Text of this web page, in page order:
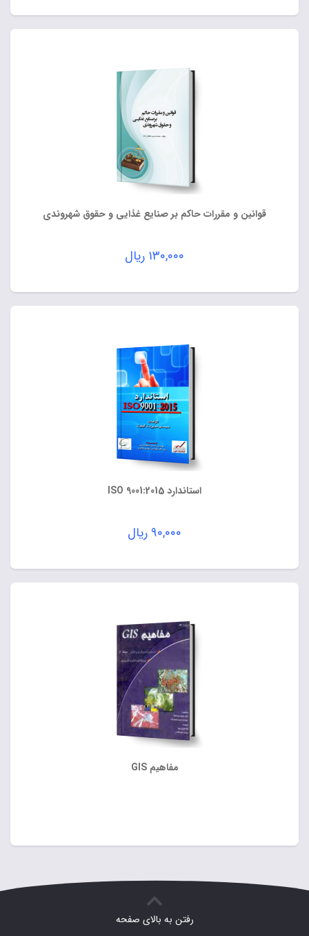
قوانین و مقررات حاکم بر صنایع غذایی و حقوق شهروندی
۱۳۰,۰۰۰ ریال
استاندارد ISO 9001:2015
۹۰,۰۰۰ ریال
مفاهیم GIS
رفتن به بالای صفحه